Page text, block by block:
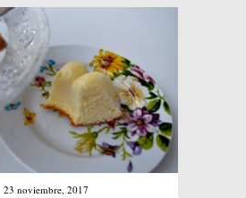
23 noviembre, 2017